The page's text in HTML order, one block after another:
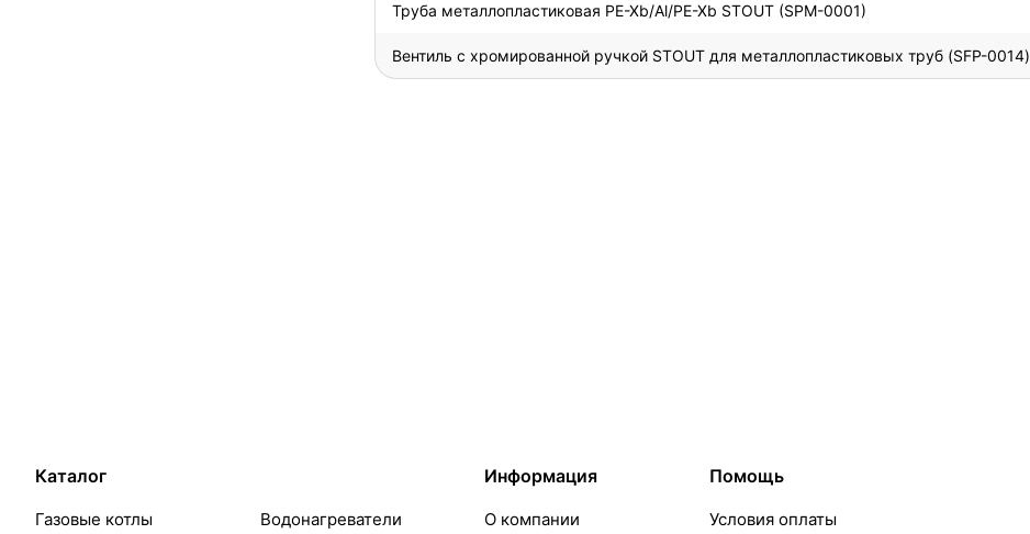
Труба металлопластиковая PE-Xb/Al/PE-Xb STOUT (SPM-0001)
Вентиль с хромированной ручкой STOUT для металлопластиковых труб (SFP-0014)
Каталог
Газовые котлы Водонагреватели
Информация
О компании
Помощь
Условия оплаты